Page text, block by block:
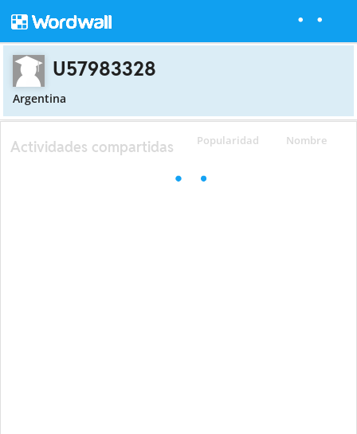
U57983328
Argentina
Popularidad Nombre
Actividades compartidas